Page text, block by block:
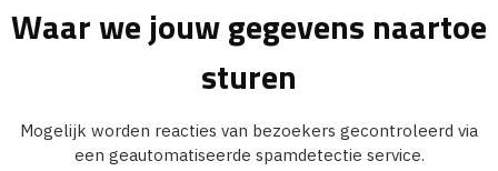
Waar we jouw gegevens naartoe
sturen
Mogelijk worden reacties van bezoekers gecontroleerd via
een geautomatiseerde spamdetectie service.